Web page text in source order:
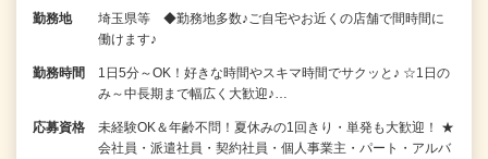
勤務地
埼玉県等 ◆勤務地多数♪ご自宅やお近くの店舗で間時間に
働けます♪
勤務時間
1日5分～OK！好きな時間やスキマ時間でサクッと♪ ☆1日の
み～中長期まで幅広く大歓迎♪…
応募資格
未経験OK＆年齢不問！夏休みの1回きり・単発も大歓迎！ ★
会社員・派遣社員・契約社員・個人事業主・パート・アルバ